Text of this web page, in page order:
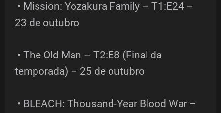
• Mission: Yozakura Family – T1:E24 –
23 de outubro
• The Old Man – T2:E8 (Final da
temporada) – 25 de outubro
• BLEACH: Thousand-Year Blood War –